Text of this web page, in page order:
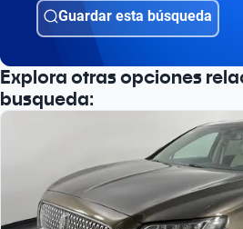
Guardar esta búsqueda
Explora otras opciones
busqueda: